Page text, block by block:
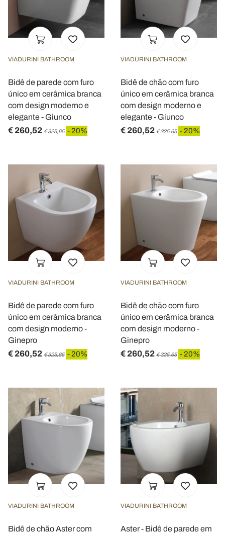
VIADURINI BATHROOM
Bidê de parede com furo
único em cerâmica branca
com design moderno e
elegante - Giunco
€ 260,52 € 325,65 - 20%
VIADURINI BATHROOM
Bidê de chão com furo
único em cerâmica branca
com design moderno e
elegante - Giunco
€ 260,52 € 325,65 - 20%
VIADURINI BATHROOM
Bidê de parede com furo
único em cerâmica branca
com design moderno -
Ginepro
€ 260,52 € 325,65 - 20%
VIADURINI BATHROOM
Bidê de chão com furo
único em cerâmica branca
com design moderno -
Ginepro
€ 260,52 € 325,65 - 20%
VIADURINI BATHROOM
Bidê de chão Aster com
VIADURINI BATHROOM
Aster - Bidê de parede em